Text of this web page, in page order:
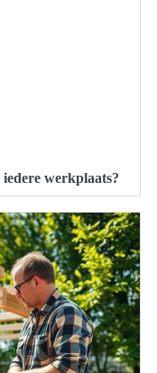
werkplaats?